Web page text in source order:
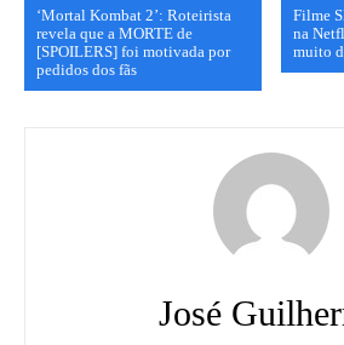
‘Mortal Kombat 2’: Roteirista
revela que a MORTE de
[SPOILERS] foi motivada por
pedidos dos fãs
Filme
na
muito
José